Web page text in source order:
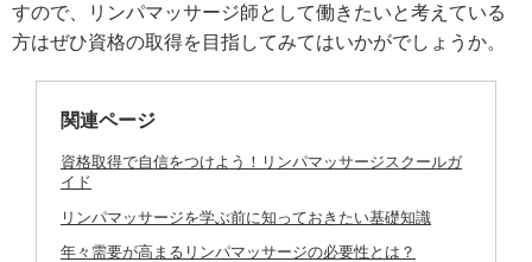
すので、リンパマッサージ師として働きたいと考えている
方はぜひ資格の取得を目指してみてはいかがでしょうか。
関連ページ
資格取得で自信をつけよう！リンパマッサージスクールガ
イド
リンパマッサージを学ぶ前に知っておきたい基礎知識
年々需要が高まるリンパマッサージの必要性とは？